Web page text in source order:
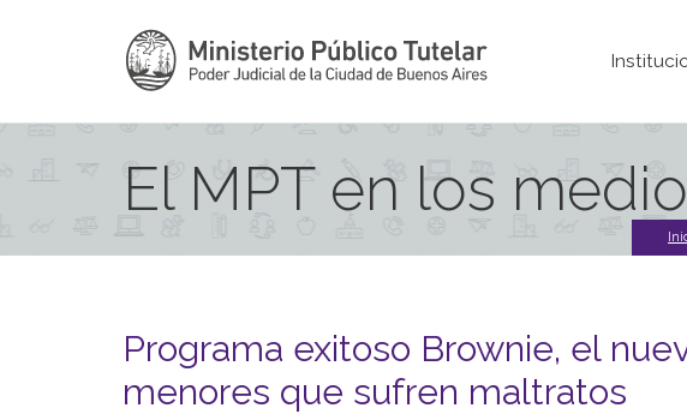
El MPT en los
Programa exitoso Brownie, el
menores que sufren maltratos